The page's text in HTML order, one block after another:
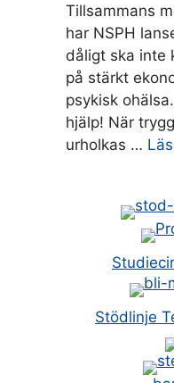
Tillsammans
har NSPH
dåligt ska inte
på stärkt
psykisk
hjälp! När
urholkas …
Stödlinje